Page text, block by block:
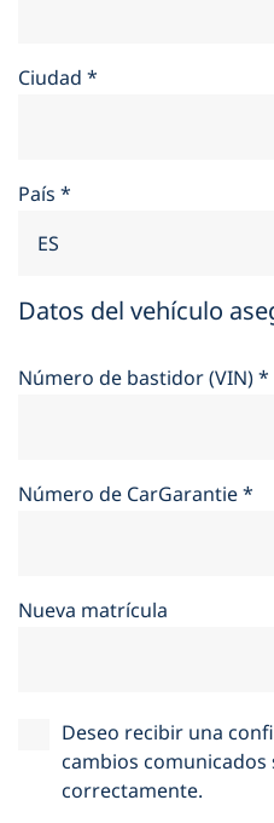
Ciudad *
País *
Datos del vehículo
Número de bastidor (VIN)*
Número de CarGarantie*
Nueva matrícula
Deseo recibir una
cambios comunicados
correctamente.